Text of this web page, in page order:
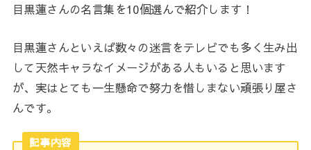
目黒蓮さんの名言集を10個選んで紹介します！
目黒蓮さんといえば数々の迷言をテレビでも多く生み出
して天然キャラなイメージがある人もいると思います
が、実はとても一生懸命で努力を惜しまない頑張り屋さ
んです。
記事内容